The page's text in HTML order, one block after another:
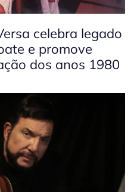
celebra legado
e promove
dos anos 1980